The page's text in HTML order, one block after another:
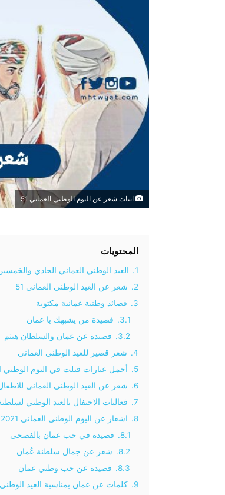
ابيات شعر عن اليوم الوطني العماني 51
المحتويات
1.
العيد الوطني العماني الحادي
2.
شعر عن العيد الوطني العماني 51
3.
قصائد وطنية عمانية مكتوبة
3.1.
قصيدة من يشبهك يا عمان
3.2.
قصيدة عن عمان والسلطان هيثم
4.
شعر قصير للعيد الوطني العماني
5.
أجمل عبارات قيلت في اليوم الوطني
6.
شعر عن العيد الوطني العماني
7.
فعاليات الاحتفال بالعيد الوطني
8.
اشعار عن اليوم الوطني العماني 2021
8.1.
قصيدة في حب عمان بالفصحى
8.2.
شعر عن جمال سلطنة عُمان
8.3.
قصيدة عن حب وطني عمان
9.
كلمات عن عمان بمناسبة العيد الوطني